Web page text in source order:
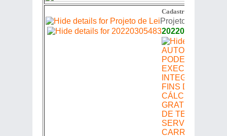
Cadastro de
Projeto de Lei
20220305483